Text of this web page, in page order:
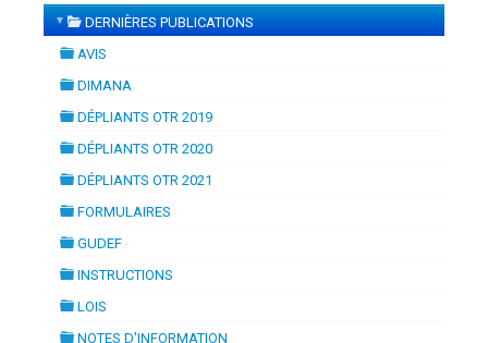
mardi, 14 juillet 2026 10:30
▼
folder
DERNIÈRES PUBLICATIONS
AVIS
DIMANA
DÉPLIANTS OTR 2019
DÉPLIANTS OTR 2020
DÉPLIANTS OTR 2021
FORMULAIRES
GUDEF
INSTRUCTIONS
LOIS
NOTES D'INFORMATION